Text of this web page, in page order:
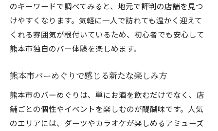
のキーワードで調べてみると、地元で評判の店舗を見つ
けやすくなります。気軽に一人で訪れても温かく迎えて
くれる雰囲気が根付いているため、初心者でも安心して
熊本市独自のバー体験を楽しめます。
熊本市バーめぐりで感じる新たな楽しみ方
熊本市のバーめぐりは、単にお酒を飲むだけでなく、店
舗ごとの個性やイベントを楽しむのが醍醐味です。人気
のエリアには、ダーツやカラオケが楽しめるアミューズ